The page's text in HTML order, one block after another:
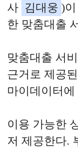
사 김대웅 )
한 맞춤대출
맞춤대출 서
근거로 제공
마이데이터
이용 가능한
저 제공한다.